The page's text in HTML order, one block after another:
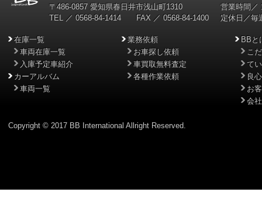
〒486-0857 愛知県春日井市浅山町1310
TEL ／ 0568-84-1414 FAX ／ 0568-84-1400
営業時間／
定休日／毎
在庫一覧
車両在庫一覧
入庫予定車紹介
カーアルバム
車両一覧
業務依頼
お車探し依頼
車買取無料査定
各種作業依頼
BBと
こ
て
良
お
会
Copyright © 2017 BB International Allright Reserved.